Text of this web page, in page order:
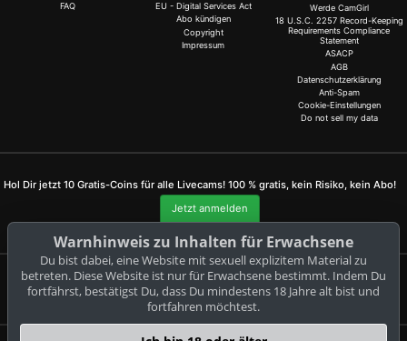
FAQ
EU - Digital Services Act
Abo kündigen
Copyright
Impressum
Werde CamGirl
18 U.S.C. 2257 Record-Keeping
Requirements Compliance
Statement
ASACP
AGB
Datenschutzerklärung
Anti-Spam
Cookie-Einstellungen
Do not sell my data
Hol Dir jetzt 10 Gratis-Coins für alle Livecams! 100 % gratis, kein Risiko, kein Abo!
Jetzt anmelden
Beschwerden und Entfernung von Inhalten
Warnhinweis zu Inhalten für Erwachsene
Du bist dabei, eine Website mit sexuell explizitem Material zu
betreten. Diese Website ist nur für Erwachsene bestimmt. Indem Du
fortfährst, bestätigst Du, dass Du mindestens 18 Jahre alt bist und
fortfahren möchtest.